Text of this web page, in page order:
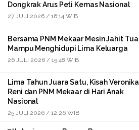
Dongkrak Arus Peti Kemas Nasional
27 JULI 2026 / 16:14 WIB
Bersama PNM Mekaar Mesin Jahit Tua
Mampu Menghidupi Lima Keluarga
26 JULI 2026 / 15:48 WIB
Lima Tahun Juara Satu, Kisah Veronika
Reni dan PNM Mekaar di Hari Anak
Nasional
25 JULI 2026 / 12:26 WIB